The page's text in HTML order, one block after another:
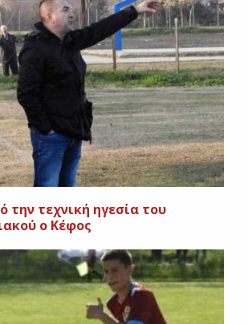
την τεχνική ηγεσία του
ο Κέφος